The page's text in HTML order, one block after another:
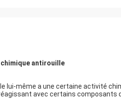
antirouille
lui-même a une certaine activité
avec certains composants